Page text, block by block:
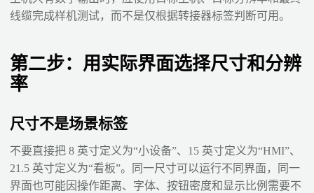
线缆完成样机测试，而不是仅根据转接器标签判断可用。
第二步：用实际界面选择尺寸和分辨
率
尺寸不是场景标签
不要直接把 8 英寸定义为“小设备”、15 英寸定义为“HMI”、
21.5 英寸定义为“看板”。同一尺寸可以运行不同界面，同一
界面也可能因操作距离、字体、按钮密度和显示比例需要不